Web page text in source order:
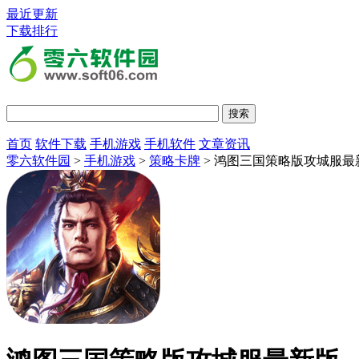
最近更新
下载排行
首页 软件下载 手机游戏 手机软件 文章资讯
零六软件园 > 手机游戏 > 策略卡牌 > 鸿图三国策略版攻城服最